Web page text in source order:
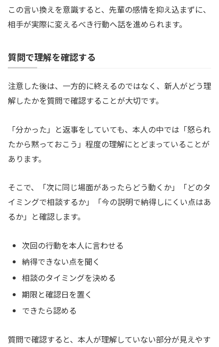
この言い換えを意識すると、先輩の感情を抑え込まずに、
相手が実際に変えるべき行動へ話を進められます。
質問で理解を確認する
注意した後は、一方的に終えるのではなく、新人がどう理
解したかを質問で確認することが大切です。
「分かった」と返事をしていても、本人の中では「怒られ
たから黙っておこう」程度の理解にとどまっていることが
あります。
そこで、「次に同じ場面があったらどう動くか」「どのタ
イミングで相談するか」「今の説明で納得しにくい点はあ
るか」と確認します。
次回の行動を本人に言わせる
納得できない点を聞く
相談のタイミングを決める
期限と確認日を置く
できたら認める
質問で確認すると、本人が理解していない部分が見えやす